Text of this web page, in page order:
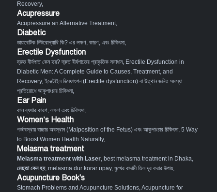
Recovery,
Acupressure
Acupressure an Alternative Treatment,
Diabetic
ডায়াবেটিক নিউরোপ্যাথি কি? এর লক্ষণ, কারণ, এবং চিকিৎসা,
Erectile Dysfunction
দ্রুত বীর্যপাত কেন হয়? দ্রুত বীর্যপাতের প্রাকৃতিক সমাধান, Erectile Dysfunction in
Diabetic Men: A Complete Guide to Causes, Treatment, and
Recovery, ইরেক্টাইল ডিসফাংশন (Erectile dysfunction) বা উত্থান জনিত সমস্যা
প্রতিরোধে আকুপাংচার চিকিৎসা,
Ear Pain
কান ব্যথার কারণ, লক্ষণ এবং চিকিৎসা,
Women’s Health
গর্ভাবস্থায় বাচ্চার অবস্থান (Malposition of the Fetus) এবং আকুপাংচার চিকিৎসা, 5 Way
to Boost Women Health Naturally,
Melasma treatment
Melasma treatment with Laser, best melasma treatment in Dhaka,
মেছতা কেন হয়, melasma dur korar upay, মুখের বাদামী তিল দূর করার উপায়,
Acupuncture Book's
Stomach Problems and Acupuncture Solutions,Acupuncture for